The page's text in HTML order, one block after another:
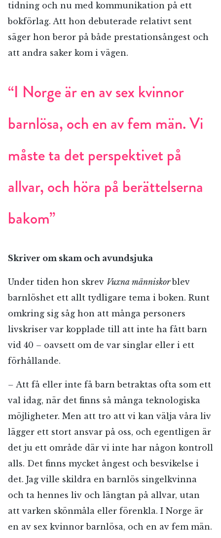
tidning och nu med kommunikation på ett
bokförlag. Att hon debuterade relativt sent
säger hon beror på både prestationsångest och
att andra saker kom i vägen.
“I Norge är en av sex kvinnor
barnlösa, och en av fem män. Vi
måste ta det perspektivet på
allvar, och höra på berättelserna
bakom”
Skriver om skam och avundsjuka
Under tiden hon skrev Vuxna människorblev
barnlöshet ett allt tydligare tema i boken. Runt
omkring sig såg hon att många personers
livskriser var kopplade till att inte ha fått barn
vid 40 – oavsett om de var singlar eller i ett
förhållande.
– Att få eller inte få barn betraktas ofta som ett
val idag, när det finns så många teknologiska
möjligheter. Men att tro att vi kan välja våra liv
lägger ett stort ansvar på oss, och egentligen är
det ju ett område där vi inte har någon kontroll
alls. Det finns mycket ångest och besvikelse i
det. Jag ville skildra en barnlös singelkvinna
och ta hennes liv och längtan på allvar, utan
att varken skönmåla eller förenkla. I Norge är
en av sex kvinnor barnlösa, och en av fem män.